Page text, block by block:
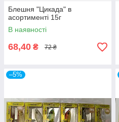
Блешня "Цикада" в
асортименті 15г
В наявності
68,40 ₴ 72 ₴
–5%